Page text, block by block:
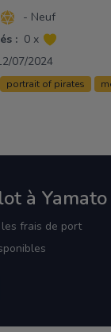
- Neuf
: 0 x
07/2024
portrait of pirates
à Yamato
les frais de port